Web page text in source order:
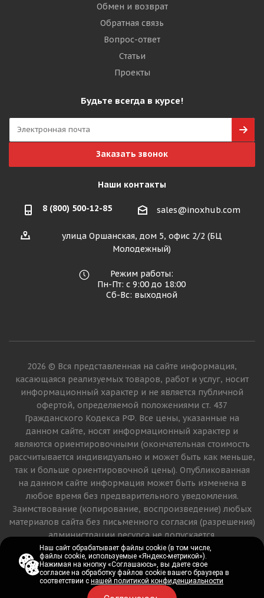
Обмен и возврат
Обратная связь
Вопрос-ответ
Статьи
Проекты
Будьте всегда в курсе!
Заказать звонок
Наши контакты
8 (800) 500-12-85 sales@inoxhub.com
улица Оршанская, дом 5, офис 2/2 (БЦ
Молодежный)
Режим работы:
Пн-Пт: с 9:00 до 18:00
Сб-Вс: выходной
2026 © Вся представленная на сайте информация,
касающаяся реализуемых товаров, работ и услуг, носит
информационный характер и не является публичной
офертой, определяемой положениями ст. 437
Гражданского Кодекса РФ. Все цены, указанные на
данном сайте, носят информационный характер и
являются ориентировочными (окончательная стоимость
рассчитывается индивидуально и может быть как меньше,
так и больше ориентировочной цены). Опубликованная
на данном сайте информация может быть изменена в
любое время без предварительного уведомления.
Заимствование (копирование, воспроизведение) любых
материалов сайта без письменного согласия (разрешения)
администрации ресурса не допускается.
Версия для печати
Наш сайт обрабатывает файлы cookie (в том числе,
файлы cookie, используемые «Яндекс-метрикой»).
Нажимая на кнопку «Соглашаюсь», вы даете свое
согласие на обработку файлов cookie вашего браузера в
соответствии снашей политикой конфиденциальности
Наш сайт обрабатывает файлы cookie (в том числе,
файлы cookie, используемые «Яндекс-метрикой»).
Нажимая на кнопку «Соглашаюсь», вы даете свое
согласие на обработку файлов cookie вашего браузера в
соответствии снашей политикой конфиденциальности